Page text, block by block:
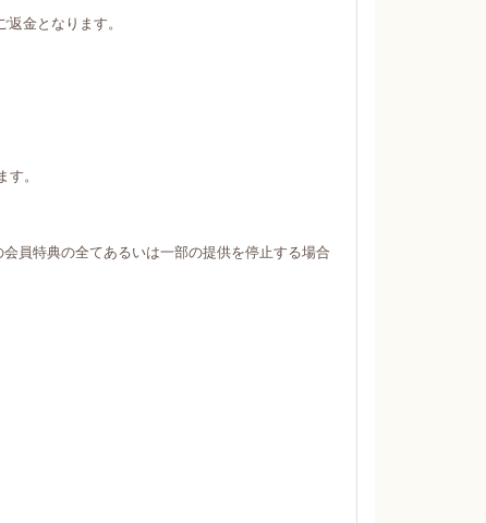
金となります。
。
員特典の全てあるいは一部の提供を停止する場合